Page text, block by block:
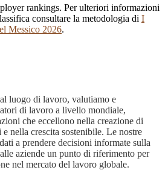
rankings. Per ulteriori informazioni
consultare la metodologia di I
Messico 2026.
luogo di lavoro, valutiamo e
di lavoro a livello mondiale,
che eccellono nella creazione di
nella crescita sostenibile. Le nostre
a prendere decisioni informate sulla
aziende un punto di riferimento per
nel mercato del lavoro globale.